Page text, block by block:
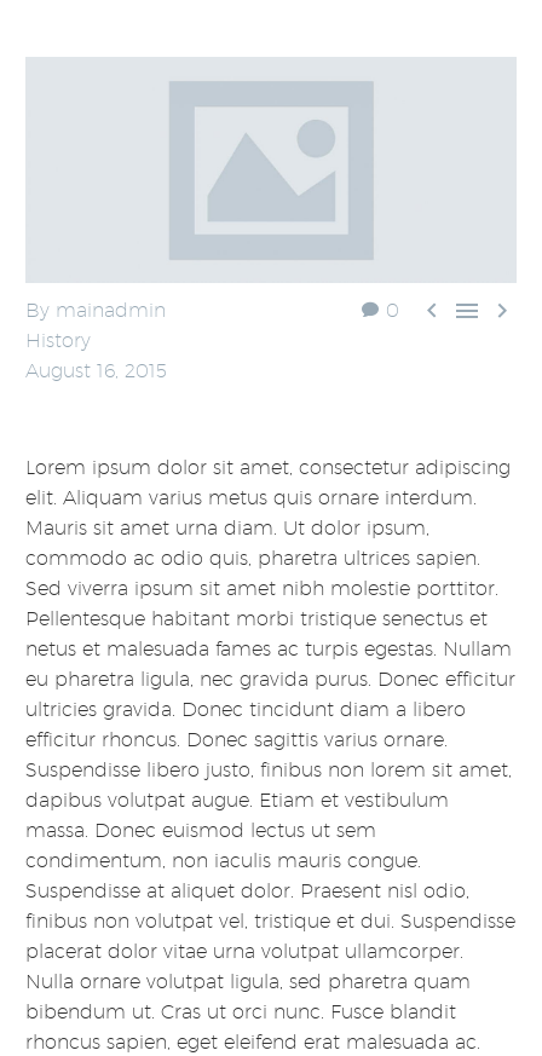
0   
By mainadmin
History
August 16, 2015
Lorem ipsum dolor sit amet, consectetur adipiscing
elit. Aliquam varius metus quis ornare interdum.
Mauris sit amet urna diam. Ut dolor ipsum,
commodo ac odio quis, pharetra ultrices sapien.
Sed viverra ipsum sit amet nibh molestie porttitor.
Pellentesque habitant morbi tristique senectus et
netus et malesuada fames ac turpis egestas. Nullam
eu pharetra ligula, nec gravida purus. Donec efficitur
ultricies gravida. Donec tincidunt diam a libero
efficitur rhoncus. Donec sagittis varius ornare.
Suspendisse libero justo, finibus non lorem sit amet,
dapibus volutpat augue. Etiam et vestibulum
massa. Donec euismod lectus ut sem
condimentum, non iaculis mauris congue.
Suspendisse at aliquet dolor. Praesent nisl odio,
finibus non volutpat vel, tristique et dui. Suspendisse
placerat dolor vitae urna volutpat ullamcorper.
Nulla ornare volutpat ligula, sed pharetra quam
bibendum ut. Cras ut orci nunc. Fusce blandit
rhoncus sapien, eget eleifend erat malesuada ac.